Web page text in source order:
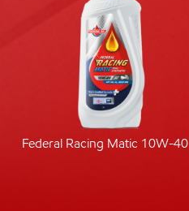
Federal Racing Matic 10W-40